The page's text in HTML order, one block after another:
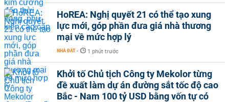
HoREA: Nghị quyết 21 có thể tạo xung
lực mới, góp phần đưa giá nhà thương
mại về mức hợp lý
NHÀ ĐẤT - 1 phút trước
Khởi tố Chủ tịch Công ty Mekolor từng
đề xuất làm dự án đường sắt tốc độ cao
Bắc - Nam 100 tỷ USD bằng vốn tự có